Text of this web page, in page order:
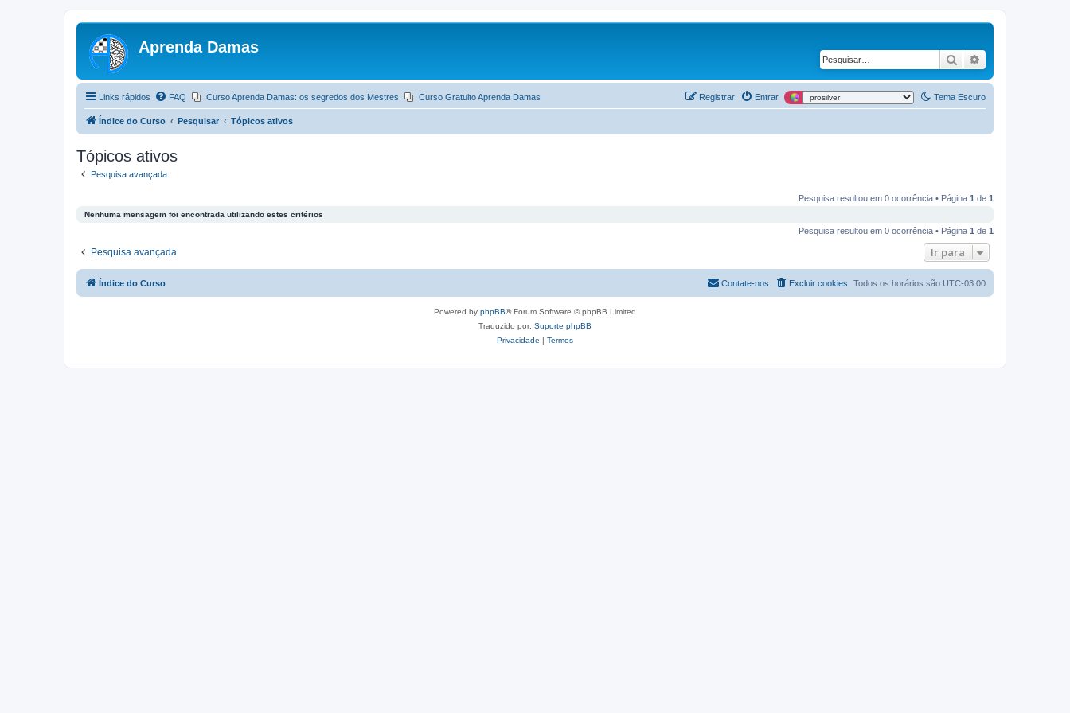
Aprenda Damas
Pesquisar
Links rápidos Tema Escuro
FAQ Curso Aprenda Damas: os segredos dos Mestres Curso Gratuito Aprenda Damas Entrar
Registrar
Índice do Curso Pesquisar Tópicos ativos
Tópicos ativos
Pesquisa avançada
Pesquisa resultou em 0 ocorrência • Página 1 de 1
Nenhuma mensagem foi encontrada utilizando estes critérios
Pesquisa resultou em 0 ocorrência • Página 1 de 1
Pesquisa avançada Ir para
Índice do Curso Todos os horários são UTC-03:00
Excluir cookies
Contate-nos
Powered by phpBB® Forum Software © phpBB Limited
Traduzido por: Suporte phpBB
Privacidade | Termos